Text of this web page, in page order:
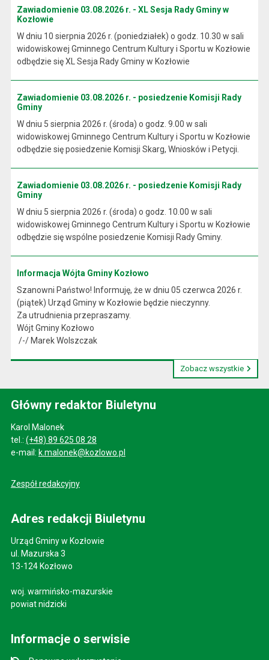
Zawiadomienie 03.08.2026 r. - XL Sesja Rady Gminy w
Kozłowie
W dniu 10 sierpnia 2026 r. (poniedziałek) o godz. 10.30 w sali
widowiskowej Gminnego Centrum Kultury i Sportu w Kozłowie
odbędzie się XL Sesja Rady Gminy w Kozłowie
Zawiadomienie 03.08.2026 r. - posiedzenie Komisji Rady
Gminy
W dniu 5 sierpnia 2026 r. (środa) o godz. 9.00 w sali
widowiskowej Gminnego Centrum Kultury i Sportu w Kozłowie
odbędzie się posiedzenie Komisji Skarg, Wniosków i Petycji.
Zawiadomienie 03.08.2026 r. - posiedzenie Komisji Rady
Gminy
W dniu 5 sierpnia 2026 r. (środa) o godz. 10.00 w sali
widowiskowej Gminnego Centrum Kultury i Sportu w Kozłowie
odbędzie się wspólne posiedzenie Komisji Rady Gminy.
Informacja Wójta Gminy Kozłowo
Szanowni Państwo! Informuję, że w dniu 05 czerwca 2026 r.
(piątek) Urząd Gminy w Kozłowie będzie nieczynny.
Za utrudnienia przepraszamy.
Wójt Gminy Kozłowo
/-/ Marek Wolszczak
Zobacz wszystkie
Główny redaktor Biuletynu
Karol Malonek
tel.: (+48) 89 625 08 28
e-mail: k.malonek@kozlowo.pl
Zespół redakcyjny
Adres redakcji Biuletynu
Urząd Gminy w Kozłowie
ul. Mazurska 3
13-124 Kozłowo
woj. warmińsko-mazurskie
powiat nidzicki
Informacje o serwisie